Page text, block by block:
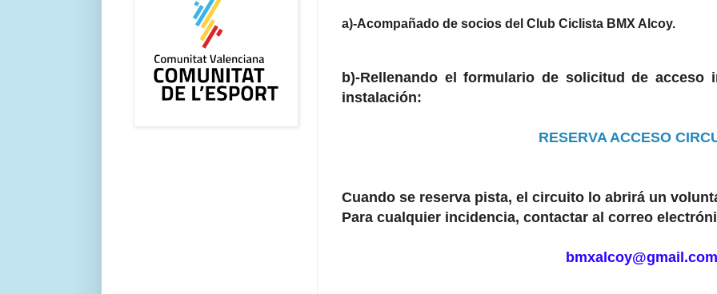
a)-Acompañado de socios del Club Ciclista BMX Alcoy.
b)-Rellenando el formulario de solicitud de
instalación:
RESERVA ACCESO
Cuando se reserva pista, el circuito lo abrirá un
Para cualquier incidencia, contactar al correo
bmxalcoy@gmail.com